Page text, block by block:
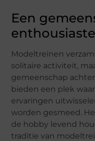
Een
Modeltreinen
solitaire activiteit,
gemeenschap
bieden een plek
ervaringen
worden gesmeed.
de hobby levend
traditie van